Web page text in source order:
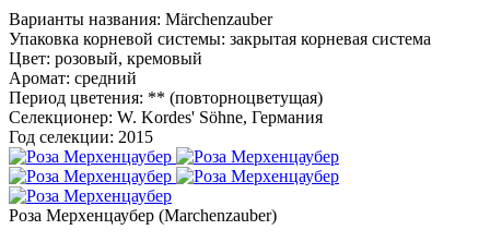
Варианты названия: Märchenzauber
Упаковка корневой системы: закрытая корневая система
Цвет: розовый, кремовый
Аромат: средний
Период цветения: ** (повторноцветущая)
Селекционер: W. Kordes' Söhne, Германия
Год селекции: 2015
Роза Мерхенцаубер (Marchenzauber)